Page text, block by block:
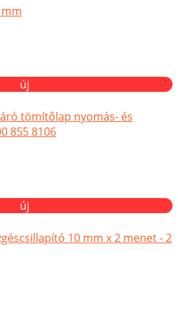
új
tömítőlap nyomás- és
855 8106
új
10 mm x 2 menet - 2